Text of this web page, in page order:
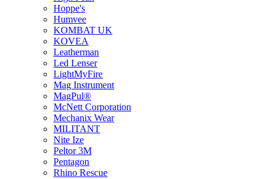
Hoppe's
Humvee
KOMBAT UK
KOVEA
Leatherman
Led Lenser
LightMyFire
Mag Instrument
MagPul®
McNett Corporation
Mechanix Wear
MILITANT
Nite Ize
Peltor 3M
Pentagon
Rhino Rescue